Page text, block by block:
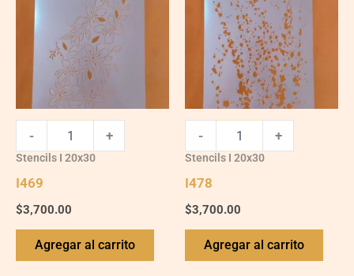
- +
Stencils I 20x30
I469
$3,700.00
Agregar al carrito
- +
Stencils I 20x30
I478
$3,700.00
Agregar al carrito